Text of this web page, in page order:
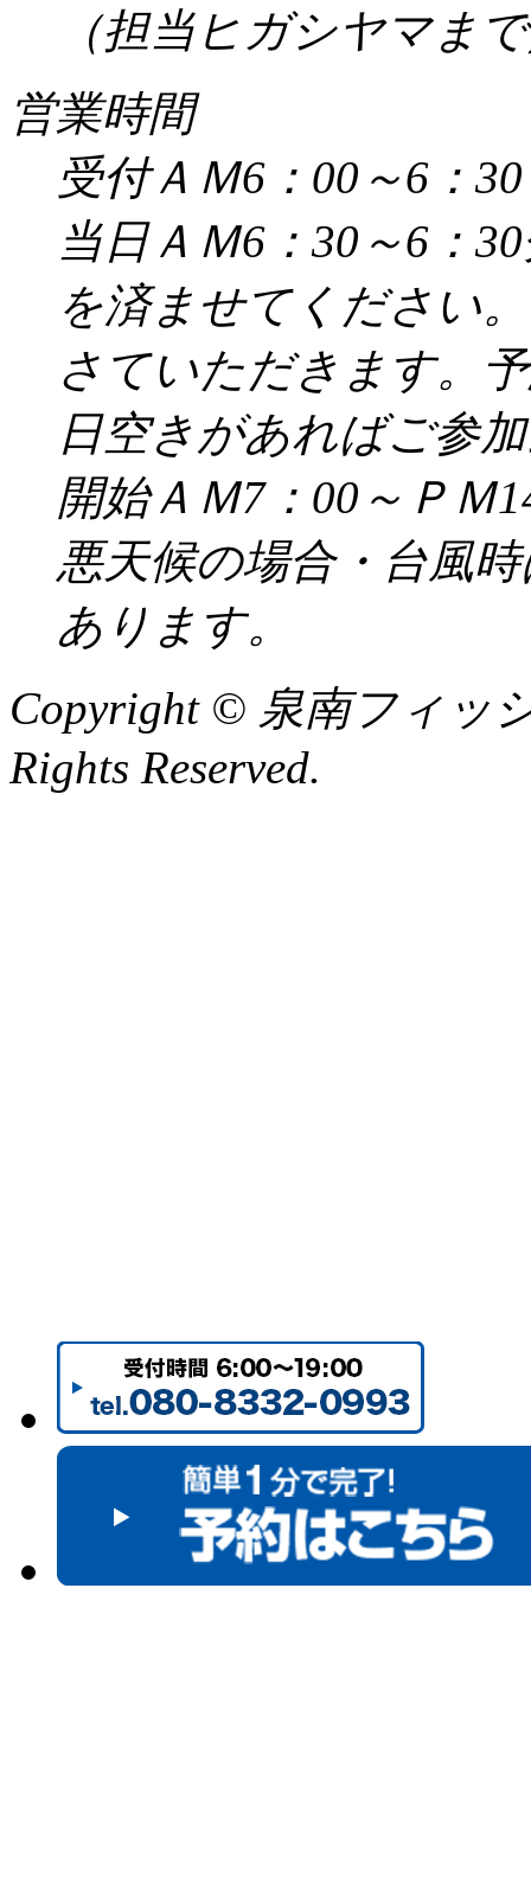
（担当ヒガシヤマま
営業時間
受付ＡＭ6：00～6：30
当日ＡＭ6：30～6：
を済ませてください
さていただきます。
日空きがあればご参
開始ＡＭ7：00～ＰＭ
悪天候の場合・台風
あります。
Copyright © 泉南フィッ
Rights Reserved.